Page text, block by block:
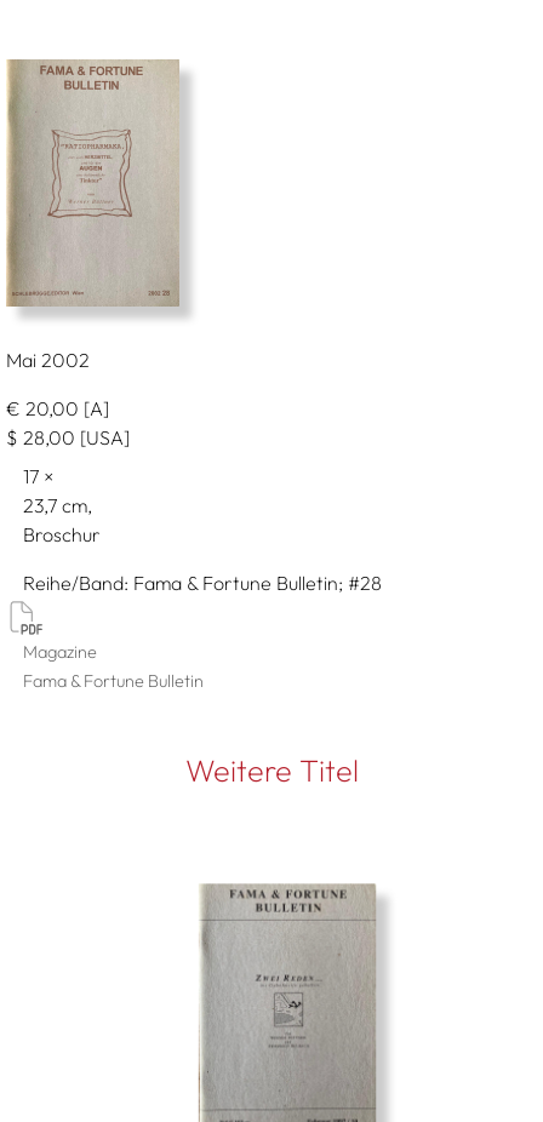
Mai 2002
€ 20,00 [A]
$ 28,00 [USA]
17
23,7
Broschur
Reihe/Band Fama & Fortune Bulletin; #28
Magazine
Fama & Fortune Bulletin
Weitere Titel